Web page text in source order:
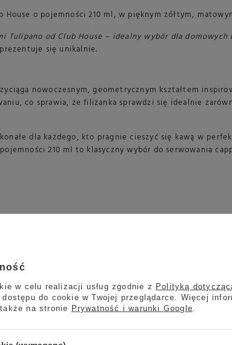
House o pojemności 210 ml, w pięknym żółtym,
Tulipano od Club House – idealny wybór dla
się unikalnie.
nowoczesnym, geometrycznym kształtem
co sprawia, że filiżanka sprawdzi się idealnie
dla każdego, kto pragnie cieszyć się kawą w
210 ml to klasyczny wybór do serwowania
w celu realizacji usług zgodnie z Polityką
do cookie w Twojej przeglądarce. Więcej
na stronie Prywatność i warunki Google